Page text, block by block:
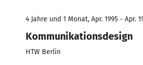
4 Jahre und 1 Monat, Apr. 1995 - Apr.
Kommunikationsdesign
HTW Berlin